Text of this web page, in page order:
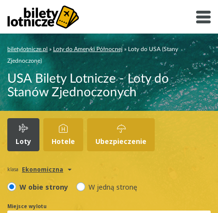
biletylotnicze.pl » Loty do Ameryki Północnej » Loty do USA (Stany
Zjednoczone)
USA Bilety Lotnicze - Loty do
Stanów Zjednoczonych
Loty Hotele Ubezpieczenie
klasa Ekonomiczna
W obie strony W jedną stronę
Miejsce wylotu